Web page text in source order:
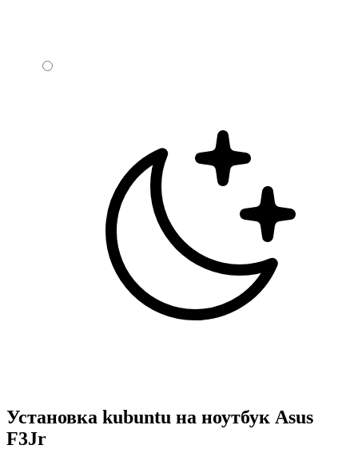
Установка kubuntu на ноутбук Asus
F3Jr